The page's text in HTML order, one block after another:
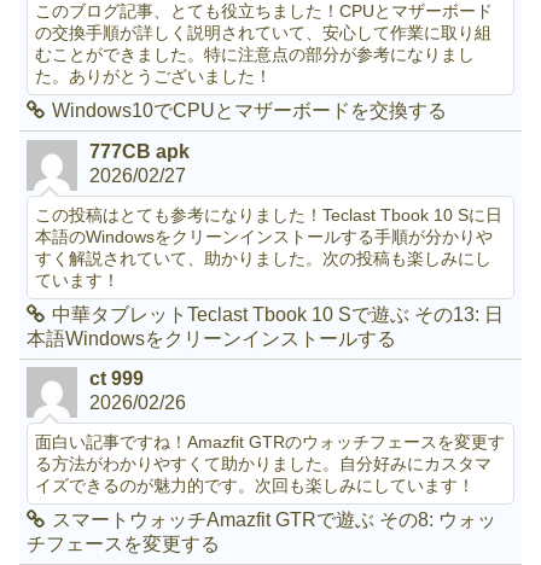
このブログ記事、とても役立ちました！CPUとマザーボード
の交換手順が詳しく説明されていて、安心して作業に取り組
むことができました。特に注意点の部分が参考になりまし
た。ありがとうございました！
Windows10でCPUとマザーボードを交換する
777CB apk
2026/02/27
この投稿はとても参考になりました！Teclast Tbook 10 Sに日
本語のWindowsをクリーンインストールする手順が分かりや
すく解説されていて、助かりました。次の投稿も楽しみにし
ています！
中華タブレットTeclast Tbook 10 Sで遊ぶ その13: 日
本語Windowsをクリーンインストールする
ct 999
2026/02/26
面白い記事ですね！Amazfit GTRのウォッチフェースを変更す
る方法がわかりやすくて助かりました。自分好みにカスタマ
イズできるのが魅力的です。次回も楽しみにしています！
スマートウォッチAmazfit GTRで遊ぶ その8: ウォッ
チフェースを変更する